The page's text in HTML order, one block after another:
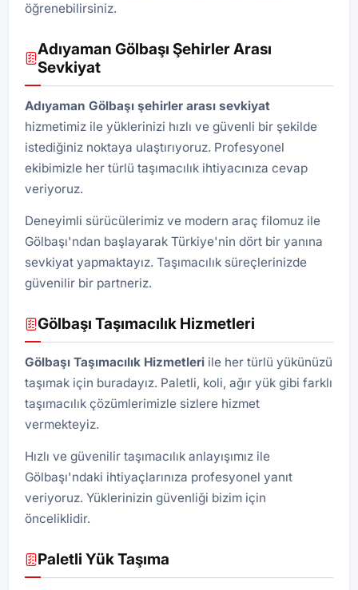
öğrenebilirsiniz.
Adıyaman Gölbaşı Şehirler Arası
Sevkiyat
Adıyaman Gölbaşı şehirler arası sevkiyat
hizmetimiz ile yüklerinizi hızlı ve güvenli bir şekilde
istediğiniz noktaya ulaştırıyoruz. Profesyonel
ekibimizle her türlü taşımacılık ihtiyacınıza cevap
veriyoruz.
Deneyimli sürücülerimiz ve modern araç filomuz ile
Gölbaşı'ndan başlayarak Türkiye'nin dört bir yanına
sevkiyat yapmaktayız. Taşımacılık süreçlerinizde
güvenilir bir partneriz.
Gölbaşı Taşımacılık Hizmetleri
Gölbaşı Taşımacılık Hizmetleri ile her türlü yükünüzü
taşımak için buradayız. Paletli, koli, ağır yük gibi farklı
taşımacılık çözümlerimizle sizlere hizmet
vermekteyiz.
Hızlı ve güvenilir taşımacılık anlayışımız ile
Gölbaşı'ndaki ihtiyaçlarınıza profesyonel yanıt
veriyoruz. Yüklerinizin güvenliği bizim için
önceliklidir.
Paletli Yük Taşıma